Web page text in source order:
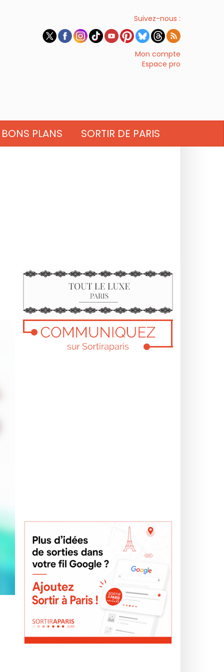
Suivez-nous :
Mon compte
Espace pro
BONS PLANS SORTIR DE PARIS